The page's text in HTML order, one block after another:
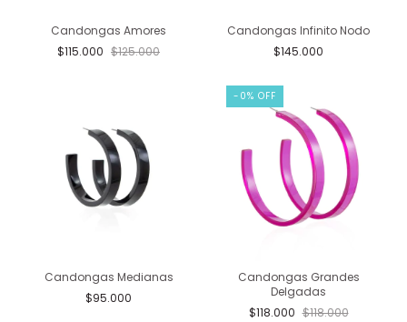
Candongas Amores
$115.000 $125.000
Candongas Infinito Nodo
$145.000
Candongas Medianas
$95.000
- 0% OFF
Candongas Grandes
Delgadas
$118.000 $118.000